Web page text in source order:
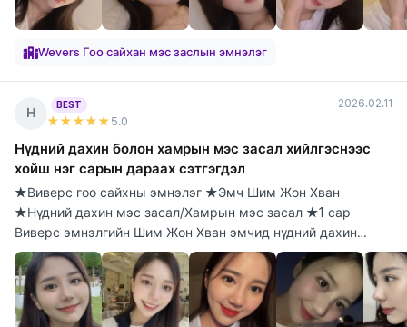
Wevers Гоо сайхан мэс заслын эмнэлэг
Н
BEST
★★★★★ 5.0
2026.02.11
Нүдний дахин болон хамрын мэс засал хийлгэснээс
хойш нэг сарын дараах сэтгэгдэл
★Виверс гоо сайхны эмнэлэг ★Эмч Шим Жон Хван
★Нүдний дахин мэс засал/Хамрын мэс засал ★1 сар
Виверс эмнэлгийн Шим Жон Хван эмчид нүдний дахин
болон х...